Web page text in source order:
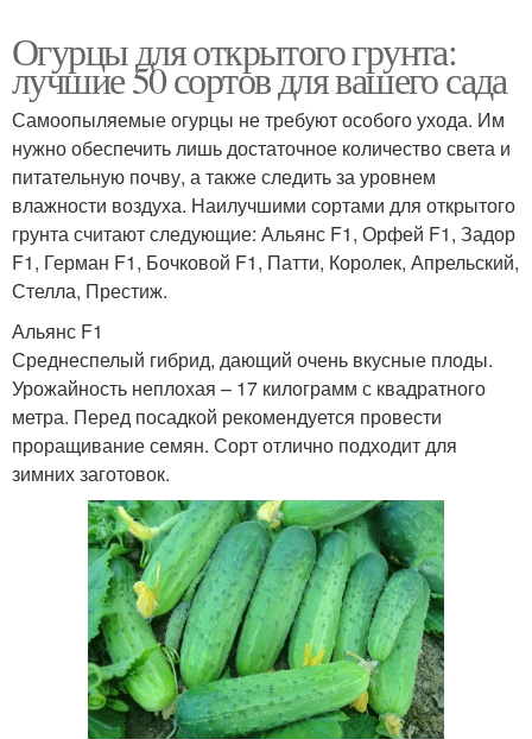
Огурцы для открытого грунта:
лучшие 50 сортов для вашего сада
Самоопыляемые огурцы не требуют особого ухода. Им
нужно обеспечить лишь достаточное количество света и
питательную почву, а также следить за уровнем
влажности воздуха. Наилучшими сортами для открытого
грунта считают следующие: Альянс F1, Орфей F1, Задор
F1, Герман F1, Бочковой F1, Патти, Королек, Апрельский,
Стелла, Престиж.
Альянс F1
Среднеспелый гибрид, дающий очень вкусные плоды.
Урожайность неплохая – 17 килограмм с квадратного
метра. Перед посадкой рекомендуется провести
проращивание семян. Сорт отлично подходит для
зимних заготовок.